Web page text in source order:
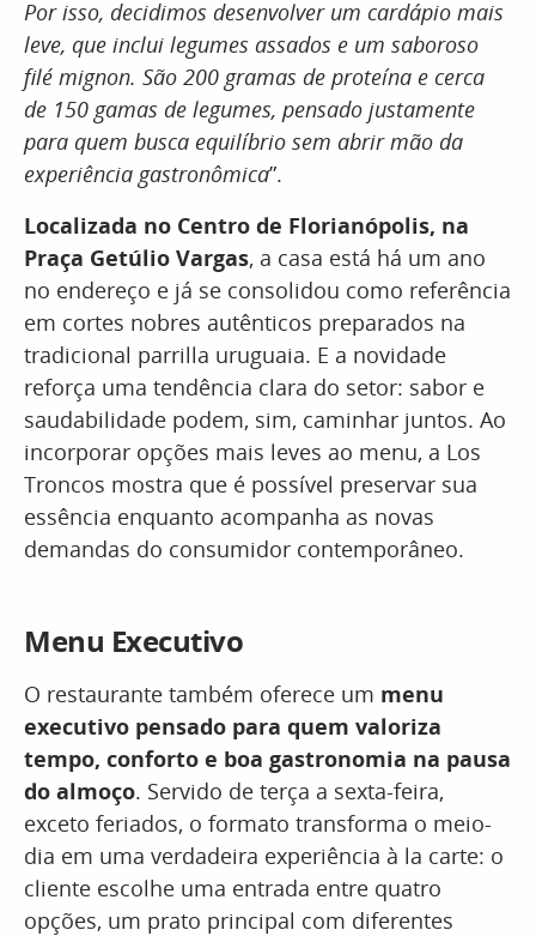
Por isso, decidimos desenvolver um cardápio mais
leve, que inclui legumes assados e um saboroso
filé mignon. São 200 gramas de proteína e cerca
de 150 gamas de legumes, pensado justamente
para quem busca equilíbrio sem abrir mão da
experiência gastronômica”.
Localizada no Centro de Florianópolis, na
Praça Getúlio Vargas, a casa está há um ano
no endereço e já se consolidou como referência
em cortes nobres autênticos preparados na
tradicional parrilla uruguaia. E a novidade
reforça uma tendência clara do setor: sabor e
saudabilidade podem, sim, caminhar juntos. Ao
incorporar opções mais leves ao menu, a Los
Troncos mostra que é possível preservar sua
essência enquanto acompanha as novas
demandas do consumidor contemporâneo.
Menu Executivo
O restaurante também oferece um menu
executivo pensado para quem valoriza
tempo, conforto e boa gastronomia na pausa
do almoço. Servido de terça a sexta-feira,
exceto feriados, o formato transforma o meio-
dia em uma verdadeira experiência à la carte: o
cliente escolhe uma entrada entre quatro
opções, um prato principal com diferentes